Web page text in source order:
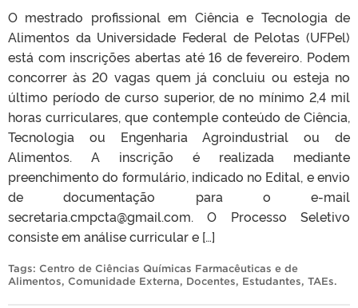
O mestrado profissional em Ciência e Tecnologia de
Alimentos da Universidade Federal de Pelotas (UFPel)
está com inscrições abertas até 16 de fevereiro. Podem
concorrer às 20 vagas quem já concluiu ou esteja no
último período de curso superior, de no mínimo 2,4 mil
horas curriculares, que contemple conteúdo de Ciência,
Tecnologia ou Engenharia Agroindustrial ou de
Alimentos. A inscrição é realizada mediante
preenchimento do formulário, indicado no Edital, e envio
de documentação para o e-mail
secretaria.cmpcta@gmail.com. O Processo Seletivo
consiste em análise curricular e […]
Tags: Centro de Ciências Químicas Farmacêuticas e de
Alimentos, Comunidade Externa, Docentes, Estudantes, TAEs.